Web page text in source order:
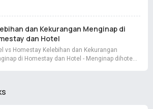
dan Kekurangan Menginap di
dan Hotel
vs Homestay Kelebihan dan Kekurangan
di Homestay dan Hotel - Menginap dihote…